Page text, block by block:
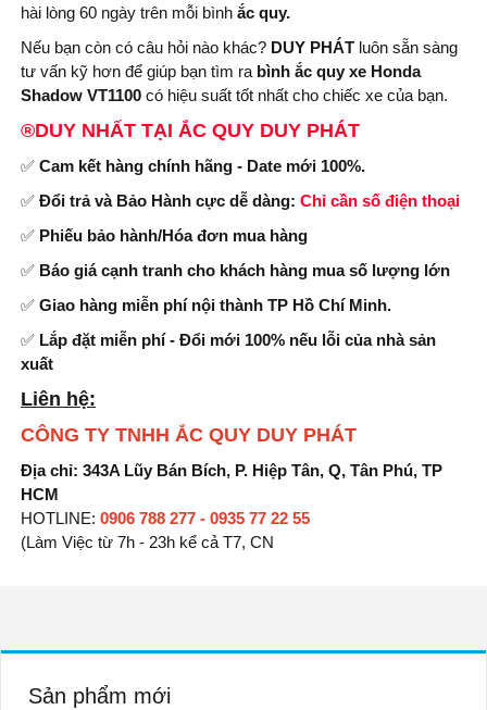
Sản phẩm mới
hài lòng 60 ngày trên mỗi bình ắc quy.
Nếu bạn còn có câu hỏi nào khác? DUY PHÁT luôn sẵn sàng
tư vấn kỹ hơn để giúp bạn tìm ra bình ắc quy xe Honda
Shadow VT1100 có hiệu suất tốt nhất cho chiếc xe của bạn.
®DUY NHẤT TẠI ẮC QUY DUY PHÁT
✅ Cam kết hàng chính hãng - Date mới 100%.
✅ Đổi trả và Bảo Hành cực dễ dàng: Chỉ cần số điện thoại
✅ Phiếu bảo hành/Hóa đơn mua hàng
✅ Báo giá cạnh tranh cho khách hàng mua số lượng lớn
✅ Giao hàng miễn phí nội thành TP Hồ Chí Minh.
✅ Lắp đặt miễn phí - Đổi mới 100% nếu lỗi của nhà sản
xuất
Liên hệ:
CÔNG TY TNHH ẮC QUY DUY PHÁT
Địa chỉ: 343A Lũy Bán Bích, P. Hiệp Tân, Q, Tân Phú, TP
HCM
HOTLINE: 0906 788 277 - 0935 77 22 55
(Làm Việc từ 7h - 23h kể cả T7, CN